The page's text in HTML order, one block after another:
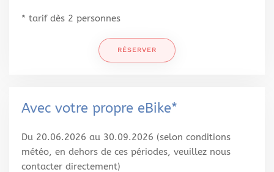
* tarif dès 2 personnes
RÉSERVER
Avec votre propre eBike*
Du 20.06.2026 au 30.09.2026 (selon conditions
météo, en dehors de ces périodes, veuillez nous
contacter directement)